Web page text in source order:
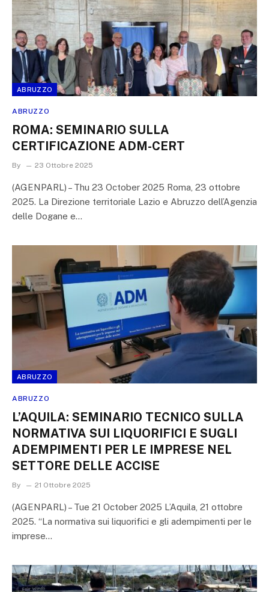
ABRUZZO
ABRUZZO
ROMA: SEMINARIO SULLA
CERTIFICAZIONE ADM-CERT
By 23 Ottobre 2025
(AGENPARL) – Thu 23 October 2025 Roma, 23 ottobre
2025. La Direzione territoriale Lazio e Abruzzo dell’Agenzia
delle Dogane e…
ABRUZZO
ABRUZZO
L’AQUILA: SEMINARIO TECNICO SULLA
NORMATIVA SUI LIQUORIFICI E SUGLI
ADEMPIMENTI PER LE IMPRESE NEL
SETTORE DELLE ACCISE
By 21 Ottobre 2025
(AGENPARL) – Tue 21 October 2025 L’Aquila, 21 ottobre
2025. “La normativa sui liquorifici e gli adempimenti per le
imprese…